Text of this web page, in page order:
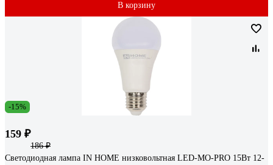
В корзину
-15%
159 ₽
186 ₽
Светодиодная лампа IN HOME низковольтная LED-MO-PRO 15Вт 12-